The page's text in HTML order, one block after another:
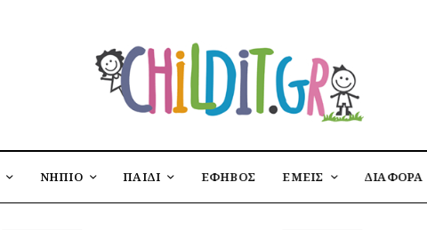
ΝΗΠΙΟ ΠΑΙΔΙ ΕΦΗΒΟΣ ΕΜΕΙΣ ΔΙΑΦΟΡΑ